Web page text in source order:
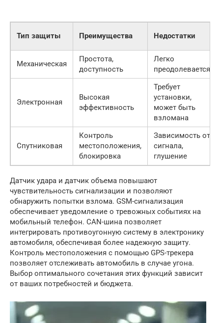
Тип защиты Преимущества Недостатки
Механическая
Простота,
доступность
Легко
преодолевается
Электронная
Высокая
эффективность
Требует
установки,
может быть
взломана
Спутниковая
Контроль
местоположения,
блокировка
Зависимость от
сигнала,
глушение
Датчик удара и датчик объема повышают
чувствительность сигнализации и позволяют
обнаружить попытки взлома. GSM-сигнализация
обеспечивает уведомление о тревожных событиях на
мобильный телефон. CAN-шина позволяет
интегрировать противоугонную систему в электронику
автомобиля, обеспечивая более надежную защиту.
Контроль местоположения с помощью GPS-трекера
позволяет отслеживать автомобиль в случае угона.
Выбор оптимального сочетания этих функций зависит
от ваших потребностей и бюджета.